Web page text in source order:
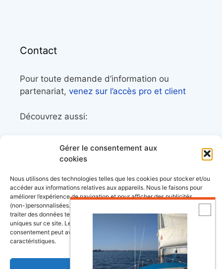
Gérer le consentement aux
cookies
Nous utilisons des technologies telles que les cookies pour stocker et/ou
accéder aux informations relatives aux appareils. Nous le faisons pour
améliorer l’expérience de navigation et pour afficher des publicités
(non-)personnalisées. Consentir à ces technologies nous autorisera à
traiter des données telles que le comportement de navigation ou les ID
uniques sur ce site. Le fait de ne pas consentir ou de retirer son
consentement peut avoir un effet négatif sur certaines fonctonnalités et
caractéristiques.
Contact
Pour toute demande d’information ou
partenariat, venez sur l’accès pro et client
Découvrez aussi:
librairie maritime
le trek et le raid nautique
BoatingAds, le site d’annonces bateaux
européen
Depositphotos